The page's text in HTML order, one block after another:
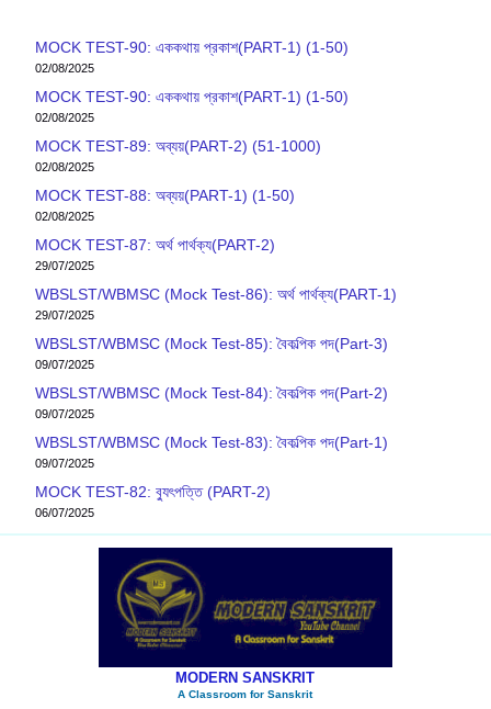
MOCK TEST-90: এককথায় প্রকাশ(PART-1) (1-50)
02/08/2025
MOCK TEST-90: এককথায় প্রকাশ(PART-1) (1-50)
02/08/2025
MOCK TEST-89: অব্যয়(PART-2) (51-1000)
02/08/2025
MOCK TEST-88: অব্যয়(PART-1) (1-50)
02/08/2025
MOCK TEST-87: অর্থ পার্থক্য(PART-2)
29/07/2025
WBSLST/WBMSC (Mock Test-86): অর্থ পার্থক্য(PART-1)
29/07/2025
WBSLST/WBMSC (Mock Test-85): বৈকল্পিক পদ(Part-3)
09/07/2025
WBSLST/WBMSC (Mock Test-84): বৈকল্পিক পদ(Part-2)
09/07/2025
WBSLST/WBMSC (Mock Test-83): বৈকল্পিক পদ(Part-1)
09/07/2025
MOCK TEST-82: ব‍্যুৎপত্তি (PART-2)
06/07/2025
MODERN SANSKRIT
A Classroom for Sanskrit